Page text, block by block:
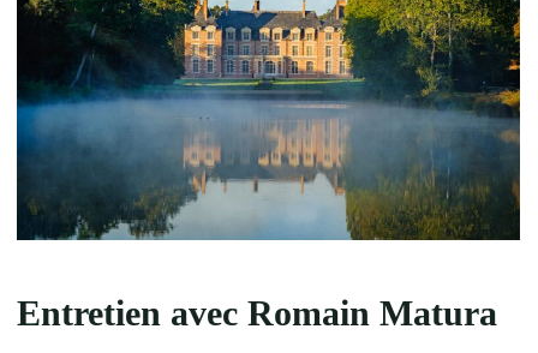
Entretien avec Romain Matura